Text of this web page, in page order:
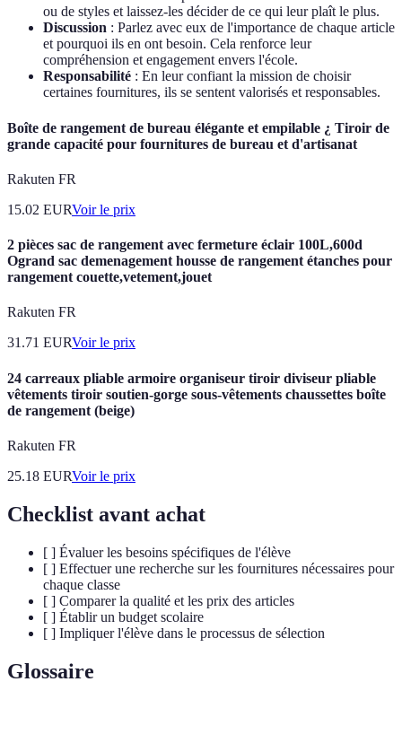
ou de styles et laissez-les décider de ce qui leur plaît le plus.
Discussion : Parlez avec eux de l'importance de chaque article
et pourquoi ils en ont besoin. Cela renforce leur
compréhension et engagement envers l'école.
Responsabilité : En leur confiant la mission de choisir
certaines fournitures, ils se sentent valorisés et responsables.
Boîte de rangement de bureau élégante et empilable ¿ Tiroir de
grande capacité pour fournitures de bureau et d'artisanat
Rakuten FR
15.02 EURVoir le prix
2 pièces sac de rangement avec fermeture éclair 100L,600d
Ogrand sac demenagement housse de rangement étanches pour
rangement couette,vetement,jouet
Rakuten FR
31.71 EURVoir le prix
24 carreaux pliable armoire organiseur tiroir diviseur pliable
vêtements tiroir soutien-gorge sous-vêtements chaussettes boîte
de rangement (beige)
Rakuten FR
25.18 EURVoir le prix
Checklist avant achat
[ ] Évaluer les besoins spécifiques de l'élève
[ ] Effectuer une recherche sur les fournitures nécessaires pour
chaque classe
[ ] Comparer la qualité et les prix des articles
[ ] Établir un budget scolaire
[ ] Impliquer l'élève dans le processus de sélection
Glossaire